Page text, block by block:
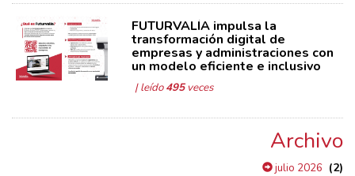
FUTURVALÍA impulsa la
transformación digital de
empresas y administraciones con
un modelo eficiente e inclusivo
| leído495veces
Archivo
julio 2026 (2)